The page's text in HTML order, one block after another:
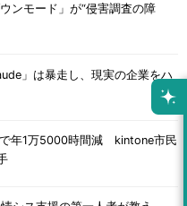
ンモード」が“侵害調査の障
」は暴走し、現実の企業をハ
年1万5000時間減 kintone市民